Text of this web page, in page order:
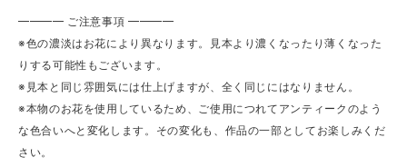
━━━━ ご注意事項 ━━━━
※色の濃淡はお花により異なります。見本より濃くなったり薄くなった
りする可能性もございます。
※見本と同じ雰囲気には仕上げますが、全く同じにはなりません。
※本物のお花を使用しているため、ご使用につれてアンティークのよう
な色合いへと変化します。その変化も、作品の一部としてお楽しみくだ
さい。